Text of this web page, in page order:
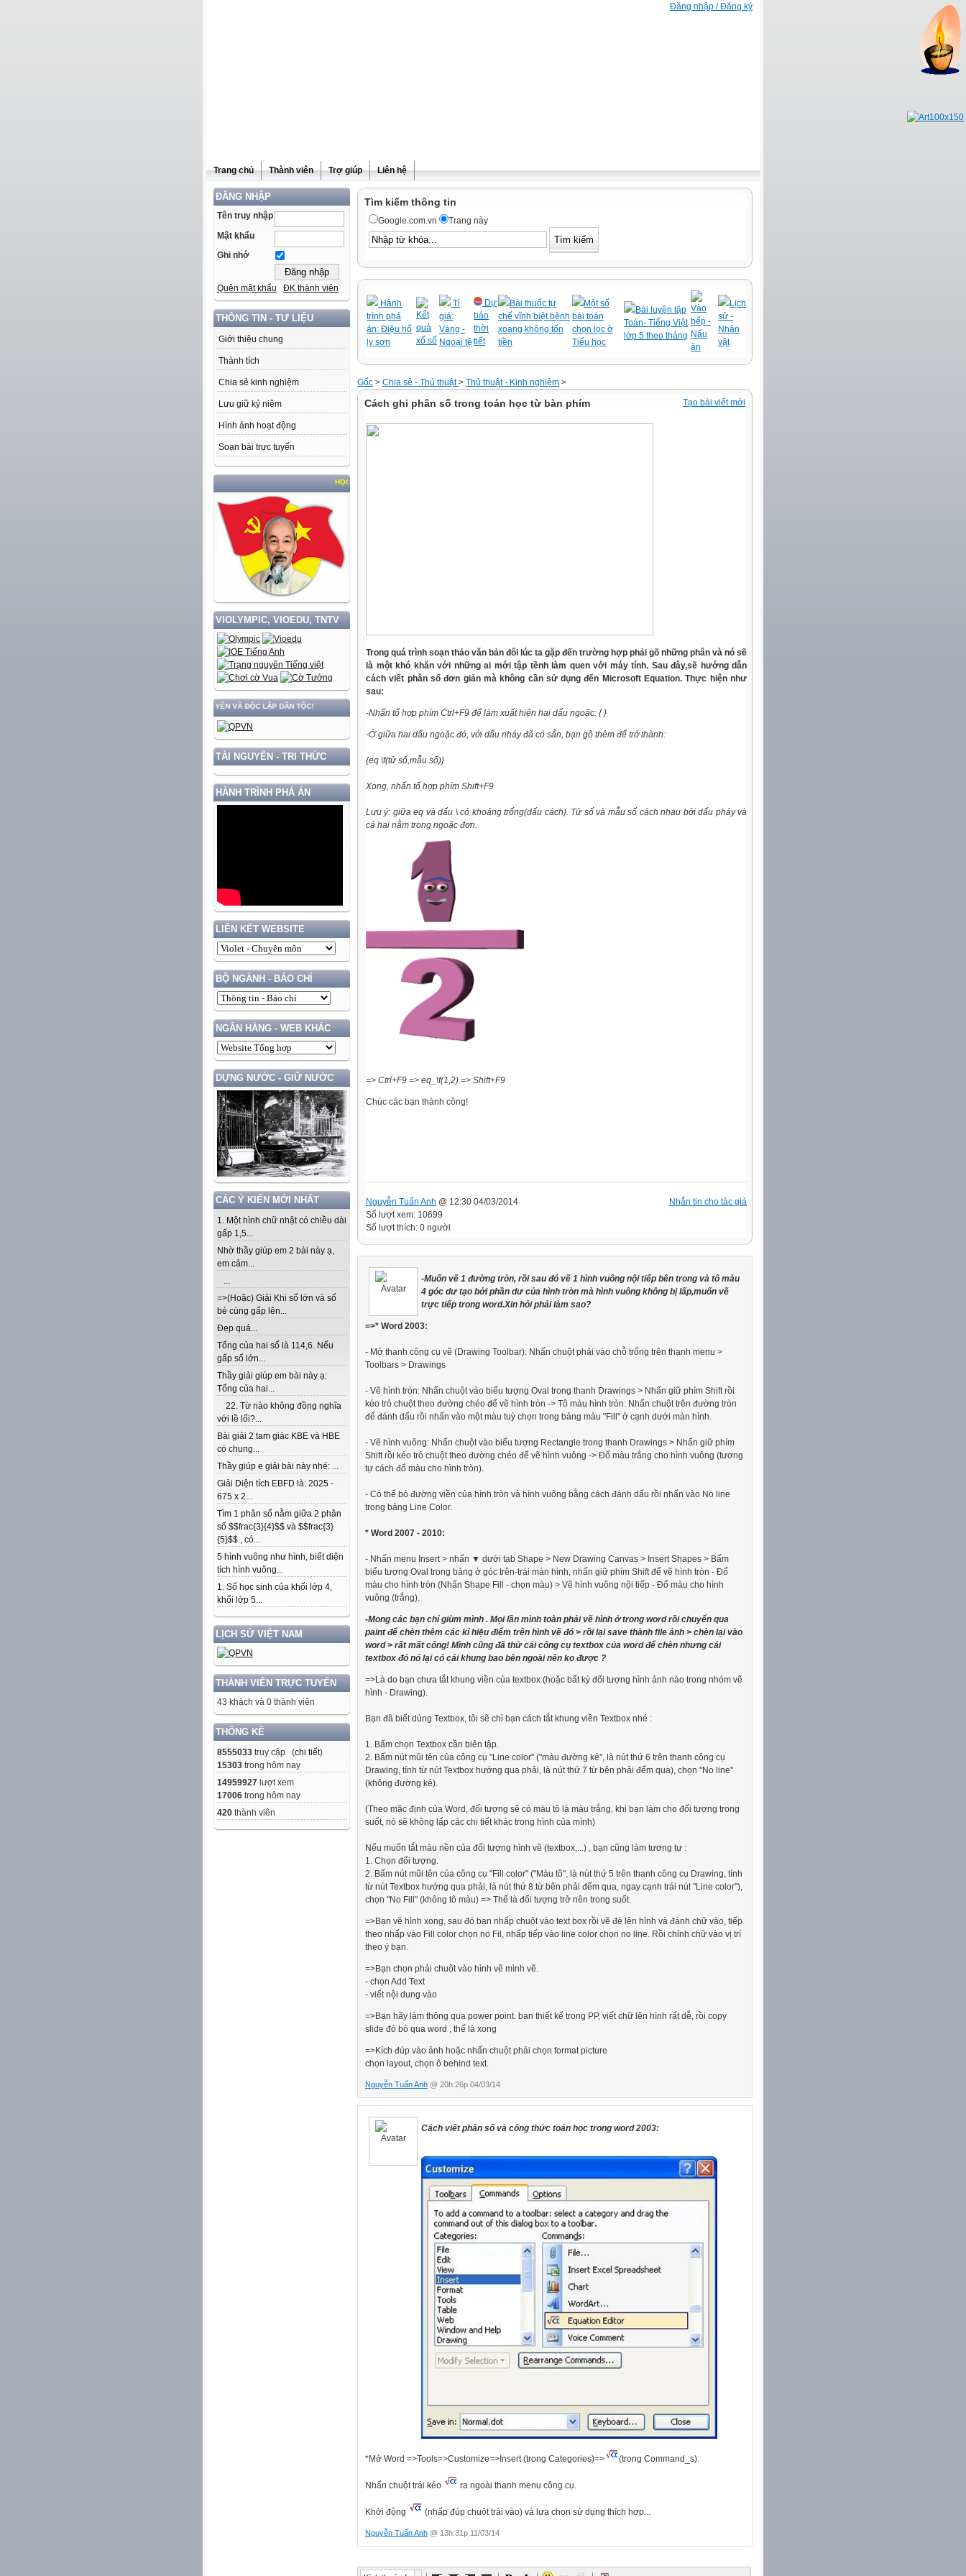
Đăng nhập / Đăng ký
Trang chủ Thành viên Trợ giúp Liên hệ
ĐĂNG NHẬP
Tên truy nhập
Mật khẩu
Ghi nhớ
Quên mật khẩu ĐK thành viên
THÔNG TIN - TƯ LIỆU
Giới thiệu chung
Thành tích
Chia sẻ kinh nghiệm
Lưu giữ kỷ niệm
Hình ảnh hoạt động
Soạn bài trực tuyến
HỌC TẬP VÀ LÀM THEO TƯ TƯỞNG, ĐẠO ĐỨC, PHONG CÁCH HỒ CHÍ MINH
VIOLYMPIC, VIOEDU, TNTV
NƯỚC GẮN VỚI BẢO VỆ VỮNG CHẮC CHỦ QUYỀN VÀ ĐỘC LẬP DÂN TỘC!
TÀI NGUYÊN - TRI THỨC
HÀNH TRÌNH PHÁ ÁN
LIÊN KẾT WEBSITE
BỘ NGÀNH - BÁO CHÍ
NGÂN HÀNG - WEB KHÁC
DỰNG NƯỚC - GIỮ NƯỚC
CÁC Ý KIẾN MỚI NHẤT
1. Một hình chữ nhật có chiều dài
gấp 1,5...
Nhờ thầy giúp em 2 bài này ạ,
em cảm...
...
=>(Hoặc) Giải Khi số lớn và số
bé cùng gấp lên...
Đẹp quá...
Tổng của hai số là 114,6. Nếu
gấp số lớn...
Thầy giải giúp em bài này ạ:
Tổng của hai...
22. Từ nào không đồng nghĩa
với lề lối?...
Bài giải 2 tam giác KBE và HBE
có chung...
Thầy giúp e giải bài này nhé: ...
Giải Diện tích EBFD là: 2025 -
675 x 2...
Tìm 1 phân số nằm giữa 2 phân
số $$frac{3}{4}$$ và $$frac{3}
{5}$$ , có...
5 hình vuông như hình, biết diện
tích hình vuông...
1. Số học sinh của khối lớp 4,
khối lớp 5...
LỊCH SỬ VIỆT NAM
THÀNH VIÊN TRỰC TUYẾN
43 khách và 0 thành viên
THỐNG KÊ
8555033 truy cập (chi tiết)
15303 trong hôm nay
14959927 lượt xem
17006 trong hôm nay
420 thành viên
Tìm kiếm thông tin
Google.com.vn Trang này
Hành
trình phá
án: Điệu hổ
ly sơn
Kết
quả
xổ số
Tỉ
giá:
Vàng -
Ngoại tệ
Dự
báo
thời
tiết
Bài thuốc tự
chế vĩnh biệt bệnh
xoang không tốn
tiền
Một số
bài toán
chọn lọc ở
Tiểu học
Bài luyện tập
Toán- Tiếng Việt
lớp 5 theo tháng
Vào
bếp -
Nấu
ăn
Lịch
sử -
Nhân
vật
Gốc > Chia sẻ - Thủ thuật> Thủ thuật - Kinh nghiệm >
Tạo bài viết mới
Cách ghi phân số trong toán học từ bàn phím
Trong quá trình soạn thảo văn bản đôi lúc ta gặp đến trường hợp phải gõ những phân và nó sẽ
là một khó khăn với những ai mới tập tềnh làm quen với máytính. Sau đây,sẽ hướng dẫn
cách viết phân số đơn giản mà không cần sử dụng đến MicrosoftEquation. Thực hiện như
sau:
-Nhấn tổ hợp phím Ctrl+F9 để làm xuất hiện hai dấu ngoặc: { }
-Ở giữa hai dấu ngoặc đó, với dấu nháy đã có sẳn, bạn gõ thêm để trở thành:
{eq \f(tử số,mẫu số)}
Xong, nhấn tổ hợp phím Shift+F9
Lưu ý: giữa eq và dấu \ có khoảng trống(dấu cách). Tử số và mẫu số cách nhau bởi dấu phảy và
cả hai nằm trong ngoặc đơn.
=> Ctrl+F9 => eq_\f(1,2) => Shift+F9
Chúc các bạn thành công!
Nhắn tin cho tác giả
Nguyễn Tuấn Anh @ 12:30 04/03/2014
Số lượt xem: 10699
Số lượt thích: 0 người
-Muốn vẽ 1 đường tròn, rồi sau đó vẽ 1 hình vuông nội tiếp bên trong và tô màu
4 góc dư tạo bởi phần dư của hình tròn mà hình vuông không bị lấp,muốn vẽ
trực tiếp trong word.Xin hỏi phải làm sao?
=>* Word 2003:
- Mở thanh công cụ vẽ (Drawing Toolbar): Nhấn chuột phải vào chỗ trống trên thanh menu >
Toolbars > Drawings
- Vẽ hình tròn: Nhấn chuột vào biểu tượng Oval trong thanh Drawings > Nhấn giữ phím Shift rồi
kéo trỏ chuột theo đường chéo để vẽ hình tròn -> Tô màu hình tròn: Nhấn chuột trên đường tròn
để đánh dấu rồi nhấn vào một màu tuỳ chọn trong bảng màu "Fill" ở cạnh dưới màn hình.
- Vẽ hình vuông: Nhấn chuột vào biểu tượng Rectangle trong thanh Drawings > Nhấn giữ phím
Shift rồi kéo trỏ chuột theo đường chéo để vẽ hình vuông -> Đổ màu trắng cho hình vuông (tương
tự cách đổ màu cho hình tròn).
- Có thể bỏ đường viền của hình tròn và hình vuông bằng cách đánh dấu rồi nhấn vào No line
trong bảng Line Color.
* Word 2007 - 2010:
- Nhấn menu Insert > nhấn ▼ dưới tab Shape > New Drawing Canvas > Insert Shapes > Bấm
biểu tượng Oval trong bảng ở góc trên-trái màn hình, nhấn giữ phím Shift để vẽ hình tròn - Đổ
màu cho hình tròn (Nhấn Shape Fill - chọn màu) > Vẽ hình vuông nội tiếp - Đổ màu cho hình
vuông (trắng).
-Mong các bạn chỉ giùm mình . Mọi lần mình toàn phải vẽ hình ở trong word rồi chuyển qua
paint để chèn thêm các kí hiệu điểm trên hình vẽ đó > rồi lại save thành file ảnh > chèn lại vào
word > rất mất công! Mình cũng đã thử cái công cụ textbox của word để chèn nhưng cái
textbox đó nó lại có cái khung bao bên ngoài nên ko được ?
=>Là do bạn chưa tắt khung viền của textbox (hoặc bất kỳ đối tượng hình ảnh nào trong nhóm vẽ
hình - Drawing).
Bạn đã biết dùng Textbox, tôi sẽ chỉ bạn cách tắt khung viền Textbox nhé :
1. Bấm chọn Textbox cần biên tập.
2. Bấm nút mũi tên của công cụ "Line color" ("màu đường kẻ", là nút thứ 6 trên thanh công cụ
Drawing, tính từ nút Textbox hướng qua phải, là nút thứ 7 từ bên phải đếm qua), chọn "No line"
(không đường kẻ).
(Theo mặc định của Word, đối tượng sẽ có màu tô là màu trắng, khi bạn làm cho đối tượng trong
suốt, nó sẽ không lấp các chi tiết khác trong hình của mình)
Nếu muốn tắt màu nền của đối tượng hình vẽ (textbox,...) , bạn cũng làm tương tự :
1. Chọn đối tượng.
2. Bấm nút mũi tên của công cụ "Fill color" ("Màu tô", là nút thứ 5 trên thanh công cụ Drawing, tính
từ nút Textbox hướng qua phải, là nút thứ 8 từ bên phải đếm qua, ngay cạnh trái nút "Line color"),
chọn "No Fill" (không tô màu) => Thế là đối tượng trở nên trong suốt.
=>Bạn vẽ hình xong, sau đó bạn nhấp chuột vào text box rồi vẽ đè lên hình và đánh chữ vào, tiếp
theo nhấp vào Fill color chọn no Fil, nhấp tiếp vào line color chọn no line. Rồi chỉnh chữ vào vị trí
theo ý bạn.
=>Bạn chọn phải chuột vào hình vẽ mình vẽ.
- chọn Add Text
- viết nội dung vào
=>Bạn hãy làm thông qua power point. bạn thiết kế trong PP, viết chữ lên hình rất dễ, rồi copy
slide đó bỏ qua word , thế là xong
=>Kích đúp vào ảnh hoặc nhấn chuột phải chọn format picture
chọn layout, chọn ô behind text.
Nguyễn Tuấn Anh @ 20h:26p 04/03/14
Cách viết phân số và công thức toán học trong word 2003:
*Mở Word =>Tools=>Customize=>Insert (trong Categories)=> (trong Command_s).
Nhấn chuột trái kéo ra ngoài thanh menu công cụ.
Khởi động (nhấp đúp chuột trái vào) và lựa chọn sử dụng thích hợp...
Nguyễn Tuấn Anh @ 13h:31p 11/03/14